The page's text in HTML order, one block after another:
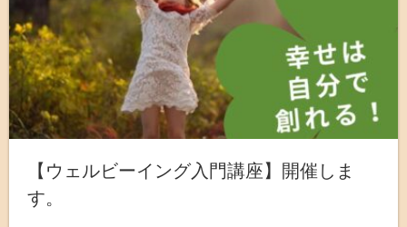
【ウェルビーイング入門講座】開催しま
す。